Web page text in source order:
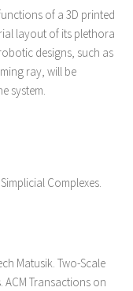
of a 3D printed
layout of its plethora
designs, such as
ray, will be
system.
Complexes.
Matusik. Two-Scale
Transactions on